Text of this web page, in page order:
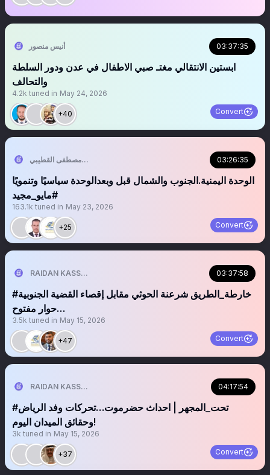
أنيس منصور 03:37:35
ابستين الانتقالي مغتـ صبي الاطفال في عدن ودور السلطة
والتحالف
4.2k tuned in May 24, 2026
+40 Convert
مصطفى القطيبي Mustafa Al-Qutaibi🇾🇪 03:26:35
الوحدة اليمنية.الجنوب والشمال قبل وبعدالوحدة سياسيًا وتنمويًا
#مايو_مجيد
163.1k tuned in May 23, 2026
+25 Convert
03:37:58
حوار مفتوح…
3.5k tuned in May 15, 2026
+47 Convert
04:17:54
وحقائق الميدان اليوم!
3k tuned in May 15, 2026
+37 Convert